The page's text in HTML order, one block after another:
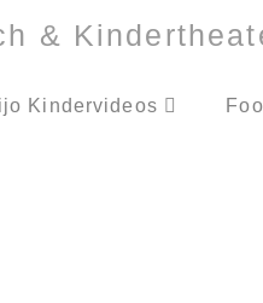
Kindervideos